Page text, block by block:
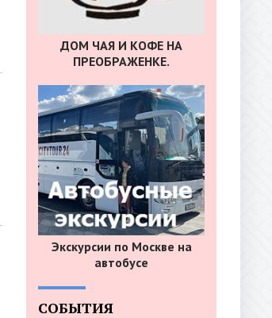
ДОМ ЧАЯ И КОФЕ НА
ПРЕОБРАЖЕНКЕ.
Экскурсии по Москве на
автобусе
СОБЫТИЯ